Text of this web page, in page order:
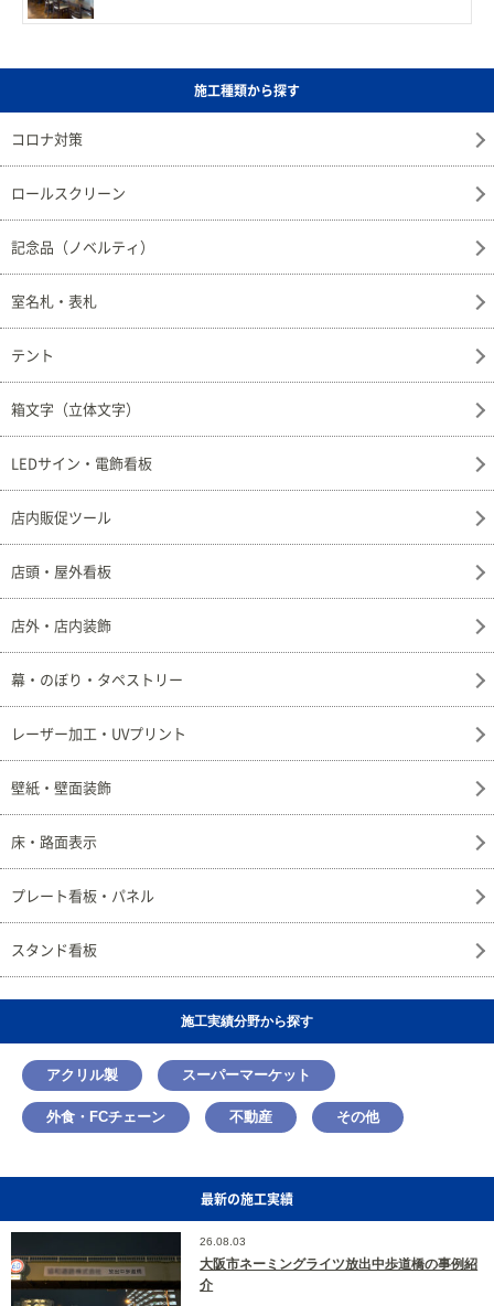
施工種類から探す
コロナ対策
ロールスクリーン
記念品（ノベルティ）
室名札・表札
テント
箱文字（立体文字）
LEDサイン・電飾看板
店内販促ツール
店頭・屋外看板
店外・店内装飾
幕・のぼり・タペストリー
レーザー加工・UVプリント
壁紙・壁面装飾
床・路面表示
プレート看板・パネル
スタンド看板
施工実績分野から探す
アクリル製 スーパーマーケット
外食・FCチェーン 不動産 その他
最新の施工実績
26.08.03
大阪市ネーミングライツ放出中歩道橋の事例紹
介